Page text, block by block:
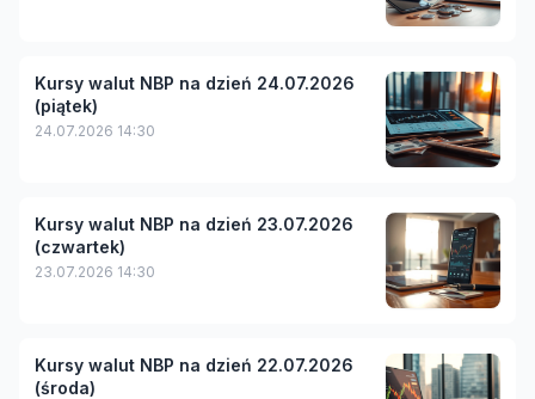
Kursy walut NBP na dzień 24.07.2026
(piątek)
24.07.2026 14:30
Kursy walut NBP na dzień 23.07.2026
(czwartek)
23.07.2026 14:30
Kursy walut NBP na dzień 22.07.2026
(środa)